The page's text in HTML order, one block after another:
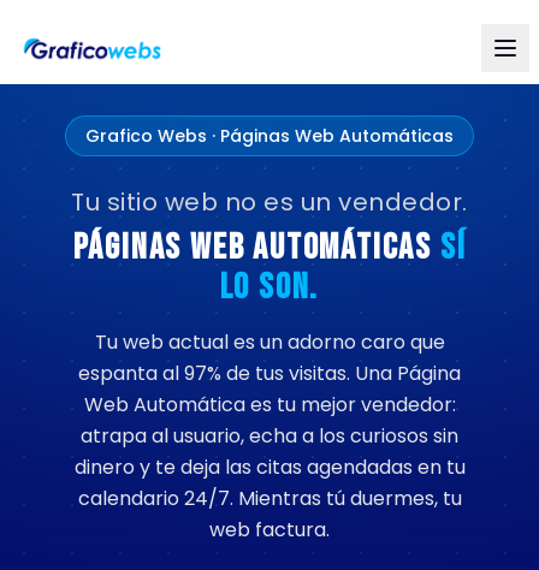
Grafico Webs · Páginas Web Automáticas
Tu sitio web no es un vendedor.
Páginas Web Automáticas SÍ
LO SON.
Tu web actual es un adorno caro que
espanta al 97% de tus visitas. Una Página
Web Automática es tu mejor vendedor:
atrapa al usuario, echa a los curiosos sin
dinero y te deja las citas agendadas en tu
calendario 24/7. Mientras tú duermes, tu
web factura.